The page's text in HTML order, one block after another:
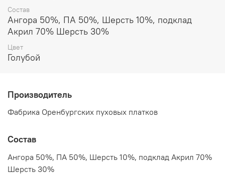
великолепным подарком!
Состав
Ангора 50%, ПА 50%, Шерсть 10%, подклад
Акрил 70% Шерсть 30%
Цвет
Голубой
Производитель
Фабрика Оренбургских пуховых платков
Состав
Ангора 50%, ПА 50%, Шерсть 10%, подклад Акрил 70%
Шерсть 30%